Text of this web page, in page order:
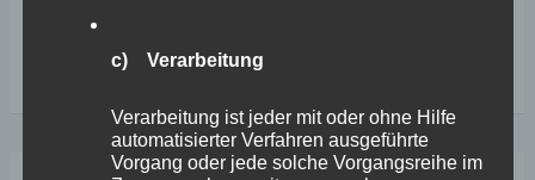
Rechtliche
Weiterlesenc) Verarbeitung
Verarbeitung ist jeder mit oder ohne Hilfe
automatisierter Verfahren ausgeführte
Vorgang oder jede solche Vorgangsreihe im